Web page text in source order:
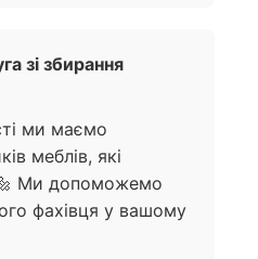
зі збирання
ми маємо
меблів, які
Ми допоможемо
фахівця у вашому